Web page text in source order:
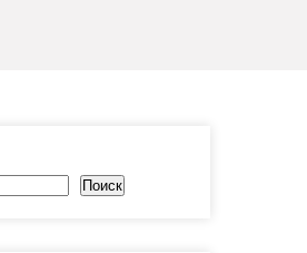
Поиск